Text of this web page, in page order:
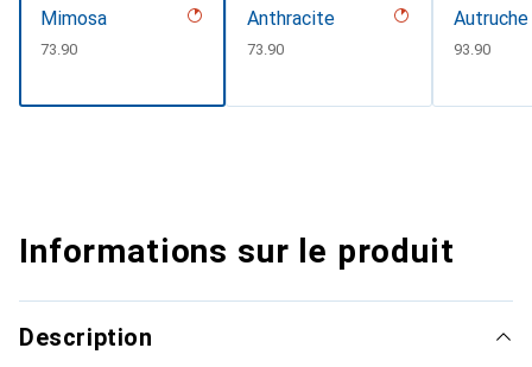
Mimosa
CHF
73.90
Anthracite
CHF
73.90 CHF
93.90
Informations sur le produit
Description